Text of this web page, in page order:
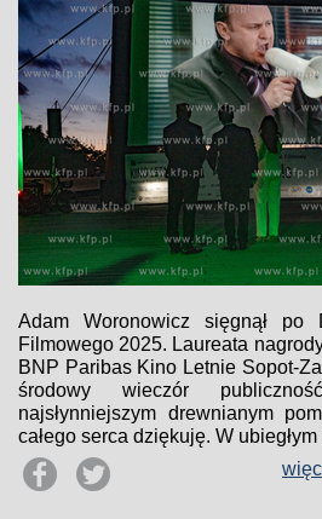
Adam Woronowicz sięgnął po
Filmowego 2025. Laureata
BNP Paribas Kino Letnie Sopot-
środowy wieczór
najsłynniejszym drewnianym
całego serca dziękuję. W ubiegłym